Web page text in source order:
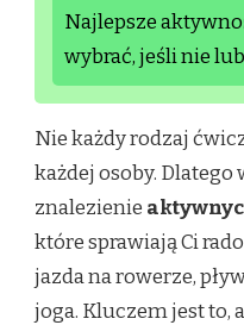
Najlepsze
wybrać, jeśli nie
Nie każdy rodzaj
każdej osoby.
znalezienie
które sprawiają Ci
jazda na rowerze,
joga. Kluczem jest to,